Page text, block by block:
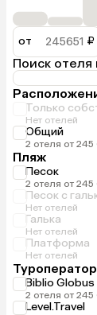
от ₽
Поиск отеля
Только
Нет отелей
Общий
2 отеля от 245
Пляж
Песок
2 отеля от 245
Песок с
Нет отелей
Галька
Нет отелей
Платформа
Нет отелей
Туроператор
Biblio Globus
2 отеля от 245
Level.Travel